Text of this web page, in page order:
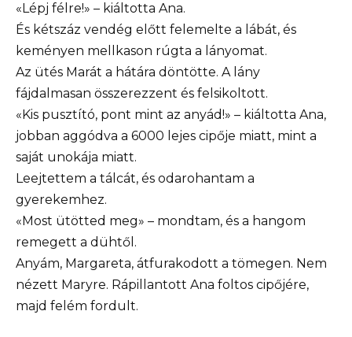
«Lépj félre!» – kiáltotta Ana.
És kétszáz vendég előtt felemelte a lábát, és
keményen mellkason rúgta a lányomat.
Az ütés Marát a hátára döntötte. A lány
fájdalmasan összerezzent és felsikoltott.
«Kis pusztító, pont mint az anyád!» – kiáltotta Ana,
jobban aggódva a 6000 lejes cipője miatt, mint a
saját unokája miatt.
Leejtettem a tálcát, és odarohantam a
gyerekemhez.
«Most ütötted meg» – mondtam, és a hangom
remegett a dühtől.
Anyám, Margareta, átfurakodott a tömegen. Nem
nézett Maryre. Rápillantott Ana foltos cipőjére,
majd felém fordult.